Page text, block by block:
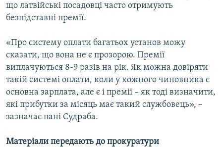
що латвійські посадовці часто отримують
безпідставні премії.
«Про систему оплати багатьох установ можу
сказати, що вона не є прозорою. Премії
виплачуються 8-9 разів на рік. Як можна довіряти
такій системі оплати, коли у кожного чиновника є
основна зарплата, але є і премії – як тоді визначити,
які прибутки за місяць має такий службовець», –
зазначає пані Судраба.
Матеріали передають до прокуратури